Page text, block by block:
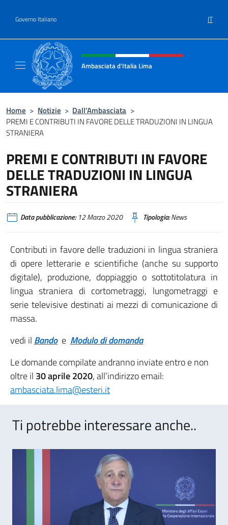
Governo Italiano IT
Intestazione sito, social e menù
Ambasciata d'Italia Lima
Home > Notizie > Dall’Ambasciata >
PREMI E CONTRIBUTI IN FAVORE DELLE TRADUZIONI IN LINGUA
STRANIERA
PREMI E CONTRIBUTI IN FAVORE
DELLE TRADUZIONI IN LINGUA
STRANIERA
Data pubblicazione:12 Marzo 2020 Tipologia:News
Contributi in favore delle traduzioni in lingua straniera
di opere letterarie e scientifiche (anche su supporto
digitale), produzione, doppiaggio o sottotitolatura in
lingua straniera di cortometraggi, lungometraggi e
serie televisive destinati ai mezzi di comunicazione di
massa.
vedi il Bandoe Modulo di domanda
Le domande compilate andranno inviate entro e non
oltre il 30 aprile 2020, all’indirizzo email:
ambasciata.lima@esteri.it
Ti potrebbe interessare anche..